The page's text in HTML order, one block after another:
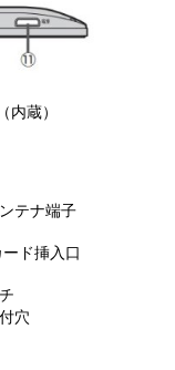
蔵）
テナ端子
ド挿入口
穴